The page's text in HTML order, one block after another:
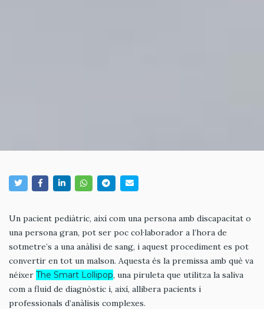
Un pacient pediàtric, així com una persona amb discapacitat o
una persona gran, pot ser poc col·laborador a l’hora de
sotmetre’s a una anàlisi de sang, i aquest procediment es pot
convertir en tot un malson. Aquesta és la premissa amb què va
néixer The Smart Lollipop, una piruleta que utilitza la saliva
com a fluid de diagnòstic i, així, allibera pacients i
professionals d’anàlisis complexes.